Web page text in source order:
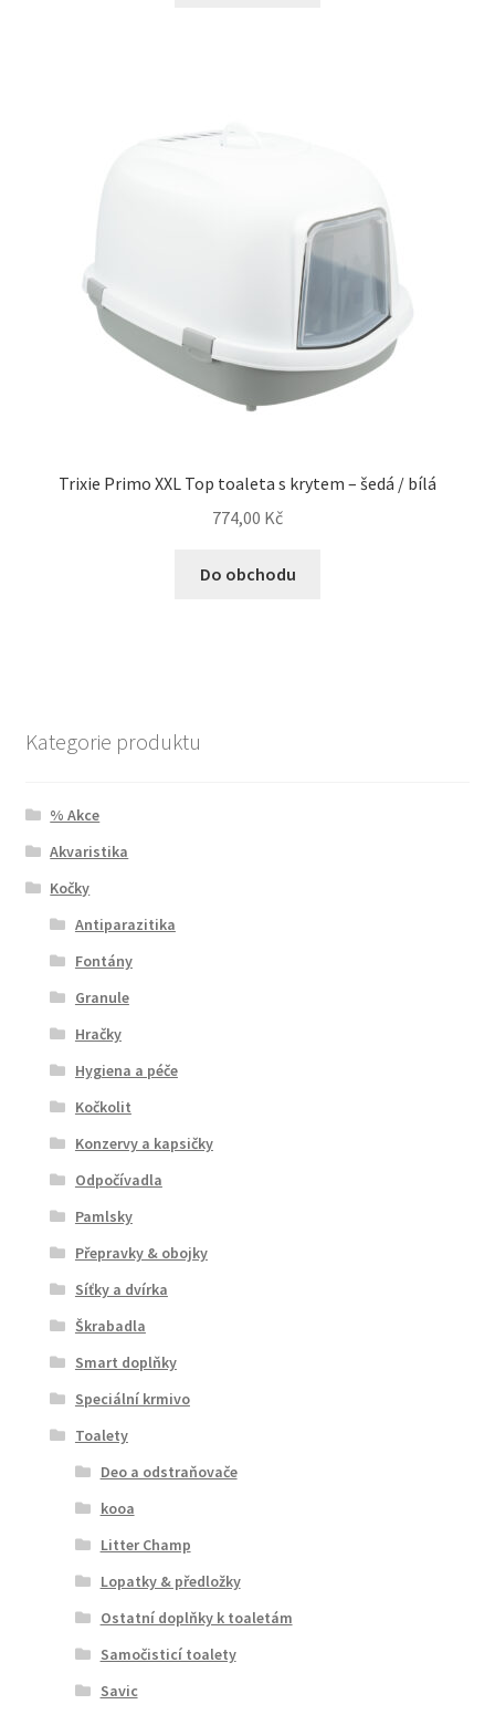
Trixie Primo XXL Top toaleta s krytem – šedá / bílá
774,00 Kč
Do obchodu
Kategorie produktu
% Akce
Akvaristika
Kočky
Antiparazitika
Fontány
Granule
Hračky
Hygiena a péče
Kočkolit
Konzervy a kapsičky
Odpočívadla
Pamlsky
Přepravky & obojky
Síťky a dvírka
Škrabadla
Smart doplňky
Speciální krmivo
Toalety
Deo a odstraňovače
kooa
Litter Champ
Lopatky & předložky
Ostatní doplňky k toaletám
Samočisticí toalety
Savic